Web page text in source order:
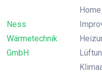
Ness
Wärmetechnik
GmbH
Home